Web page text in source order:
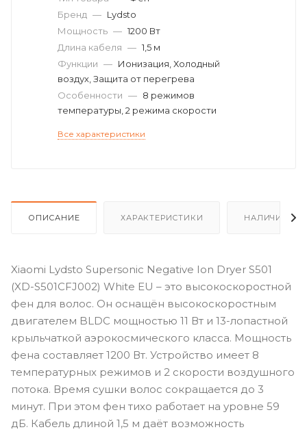
Бренд — Lydsto
Мощность — 1200 Вт
Длина кабеля — 1,5 м
Функции — Ионизация, Холодный
воздух, Защита от перегрева
Особенности — 8 режимов
температуры, 2 режима скорости
Все характеристики
ОПИСАНИЕ ХАРАКТЕРИСТИКИ НАЛИЧИЕ
Xiaomi Lydsto Supersonic Negative Ion Dryer S501
(XD-S501CFJ002) White EU – это высокоскоростной
фен для волос. Он оснащён высокоскоростным
двигателем BLDC мощностью 11 Вт и 13-лопастной
крыльчаткой аэрокосмического класса. Мощность
фена составляет 1200 Вт. Устройство имеет 8
температурных режимов и 2 скорости воздушного
потока. Время сушки волос сокращается до 3
минут. При этом фен тихо работает на уровне 59
дБ. Кабель длиной 1,5 м даёт возможность